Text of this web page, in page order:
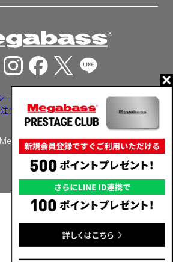
ーポリシー
特定商取引法に基づく表示
文・いたずら注文等への対応
inc. All rights reserved.